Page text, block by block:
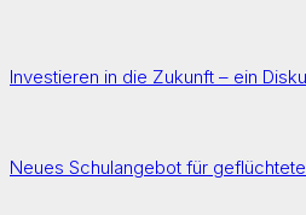
Investieren in die Zukunft – ein
Neues Schulangebot für